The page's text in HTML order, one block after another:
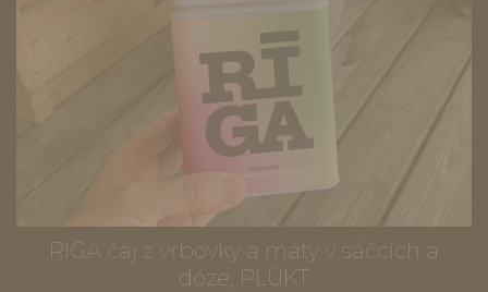
RIGA čaj z vrbovky a máty v sáčcích a
dóze, PLŪKT